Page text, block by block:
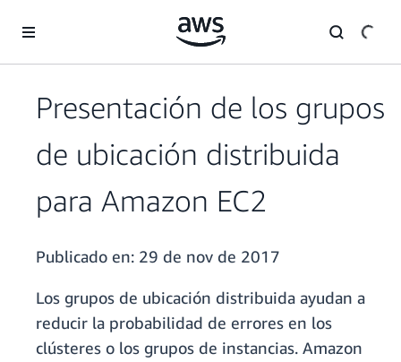
Presentación de los grupos
de ubicación distribuida
para Amazon EC2
Publicado en: 29 de nov de 2017
Los grupos de ubicación distribuida ayudan a
reducir la probabilidad de errores en los
clústeres o los grupos de instancias. Amazon